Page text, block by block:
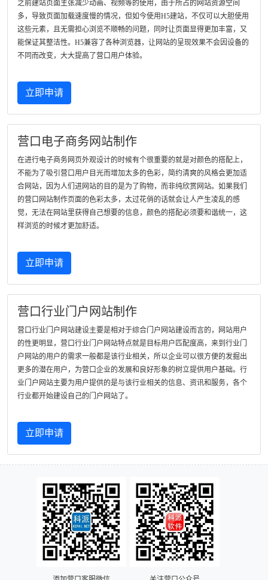
之前建站页面主张减少动画、视频等的使用，由于所占的网站资源空间
多，导致页面加载速度慢的情况，但如今使用H5建站，不仅可以大胆使用
这些元素，且无需担心浏览不顺畅的问题，同时让页面显得更加丰富，又
能保证其整洁性。H5兼容了各种浏览器，让网站的呈现效果不会因设备的
不同而改变，大大提高了营口用户体验。
立即申请
营口电子商务网站制作
在进行电子商务网页外观设计的时候有个很重要的就是对颜色的搭配上，
不能为了吸引营口用户目光而增加太多的色彩，简约清爽的风格会更加适
合网站，因为人们进网站的目的是为了购物，而非纯欣赏网站。如果我们
的营口网站制作页面的色彩太多，太过花俏的话就会让人产生凌乱的感
觉，无法在网站里获得自己想要的信息，颜色的搭配必须要和谐统一，这
样浏览的时候才更加舒适。
立即申请
营口行业门户网站制作
营口行业门户网站建设主要是相对于综合门户网站建设而言的，网站用户
的性更明显，营口行业门户网站特点就是目标用户匹配度高，来到行业门
户网站的用户的需求一般都是该行业相关，所以企业可以很方便的发掘出
更多的潜在用户，为营口企业的发展和良好形象的树立提供用户基础。行
业门户网站主要为用户提供的是与该行业相关的信息、资讯和服务，各个
行业都开始建设自己的门户网站了。
立即申请